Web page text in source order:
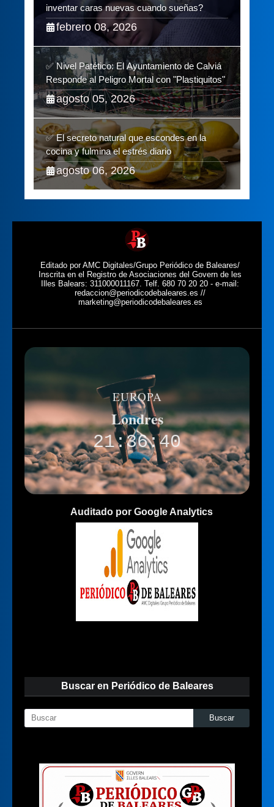
inventar caras nuevas cuando sueñas?
febrero 08, 2026
✅ Nivel Patético: El Ayuntamiento de Calviá
Responde al Peligro Mortal con "Plastiquitos"
agosto 05, 2026
✅ El secreto natural que escondes en la
cocina y fulmina el estrés diario
agosto 06, 2026
Editado por AMC Digitales/Grupo Periódico de Baleares/
Inscrita en el Registro de Asociaciones del Govern de les
Illes Balears: 311000011167. Telf. 680 70 20 20 - e-mail:
redaccion@periodicodebaleares.es //
marketing@periodicodebaleares.es
EUROPA
Londres
21:36:40
Auditado por Google Analytics
Buscar en Periódico de Baleares